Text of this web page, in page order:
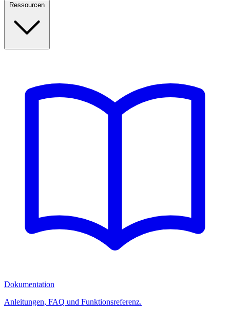
Ressourcen
Dokumentation
Anleitungen, FAQ und Funktionsreferenz.